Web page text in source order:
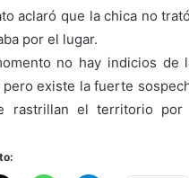
aclaró que la chica no
por el lugar.
no hay indicios de
pero existe la fuerte
rastrillan el territorio por